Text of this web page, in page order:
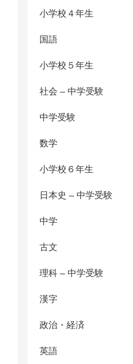
小学校４年生
国語
小学校５年生
社会 – 中学受験
中学受験
数学
小学校６年生
日本史 – 中学受験
中学
古文
理科 – 中学受験
漢字
政治・経済
英語